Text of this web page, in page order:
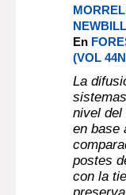
En
(VOL
La
nivel
en base
postes
con la